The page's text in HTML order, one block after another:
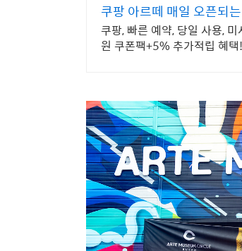
쿠팡 아르떼 매일 오픈되
쿠팡, 빠른 예약, 당일 사용,
원 쿠폰팩+5% 추가적립 혜